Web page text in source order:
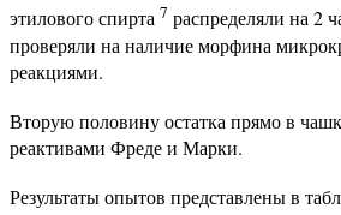
этилового спирта 7 распределяли на 2
проверяли на наличие морфина
реакциями.
Вторую половину остатка прямо в
реактивами Фреде и Марки.
Результаты опытов представлены в